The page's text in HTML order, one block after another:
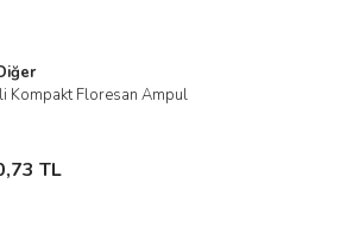
Kompakt Floresan Ampul
TL
İncele
Ekle